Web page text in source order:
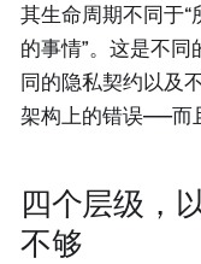
其生命周期不同于
的事情”。这是不
同的隐私契约以及
架构上的错误——而
四个层级，
不够